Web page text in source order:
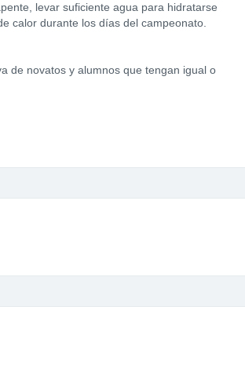
levar suficiente agua para hidratarse
calor durante los días del campeonato.
de novatos y alumnos que tengan igual o